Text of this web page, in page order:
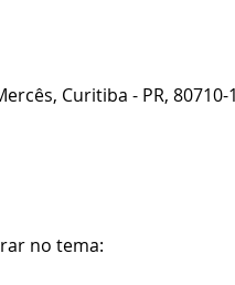
Curitiba - PR, 80710-
no tema: